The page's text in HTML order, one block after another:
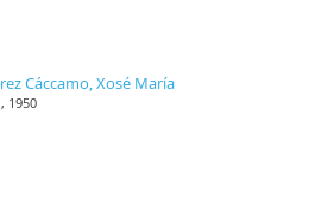
Cáccamo, Xosé María
1950